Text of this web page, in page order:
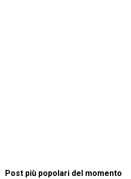
Post più popolari del momento